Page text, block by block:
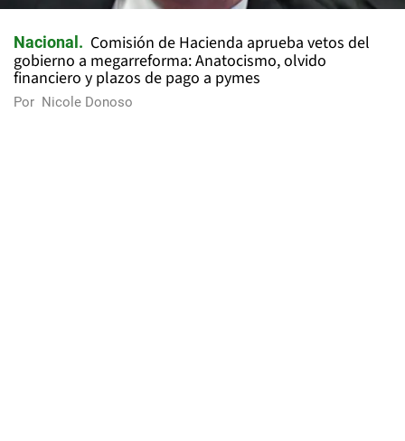
Nacional
Comisión de Hacienda aprueba vetos del
gobierno a megarreforma: Anatocismo, olvido
financiero y plazos de pago a pymes
Por Nicole Donoso